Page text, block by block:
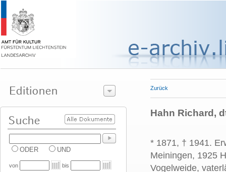
ODER UND
von bis
Zurück
Hahn Richard,
* 1871, † 1941.
Meiningen, 1925
Vogelweide,